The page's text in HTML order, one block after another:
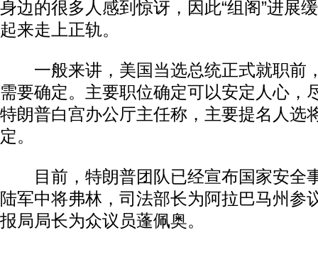
身边的很多人感到惊讶，因此“组阁”进展
起来走上正轨。
一般来讲，美国当选总统正式就职前，
需要确定。主要职位确定可以安定人心，
特朗普白宫办公厅主任称，主要提名人选
定。
目前，特朗普团队已经宣布国家安全
陆军中将弗林，司法部长为阿拉巴马州参
报局局长为众议员蓬佩奥。